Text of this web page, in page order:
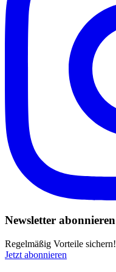
Newsletter abonnieren
Regelmäßig Vorteile sichern!
Jetzt abonnieren